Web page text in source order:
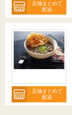
店舗まとめて
配送
店舗まとめて
配送